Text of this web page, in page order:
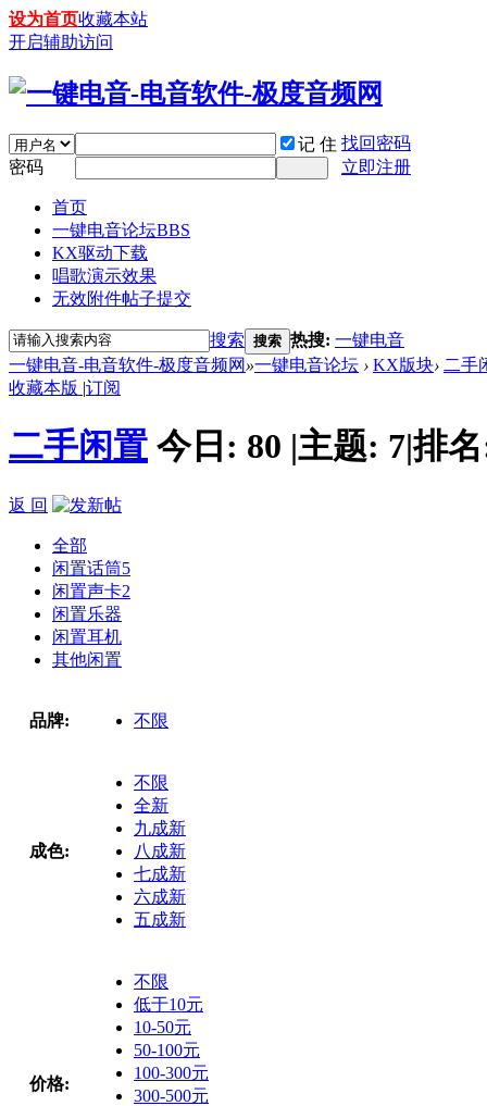
设为首页收藏本站
开启辅助访问
记 住 找回密码
密码
立即注册
首页
一键电音论坛BBS
KX驱动下载
唱歌演示效果
无效附件帖子提交
搜索 搜索 热搜: 一键电音
一键电音-电音软件-极度音频网 »一键电音论坛 › KX版块› 二手
收藏本版 |订阅
二手闲置 今日: 80 |主题: 7|排
返 回
全部
闲置话筒5
闲置声卡2
闲置乐器
闲置耳机
其他闲置
品牌: 不限
成色:
不限
全新
九成新
八成新
七成新
六成新
五成新
价格:
不限
低于10元
10-50元
50-100元
100-300元
300-500元